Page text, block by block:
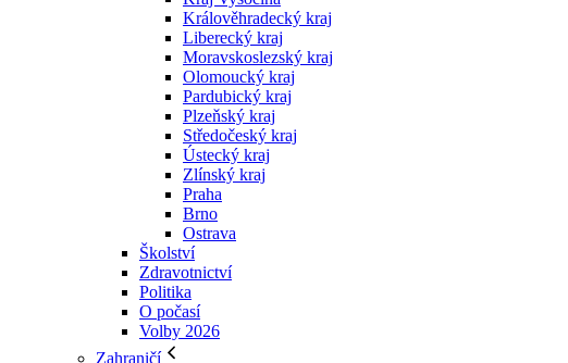
Králověhradecký kraj
Liberecký kraj
Moravskoslezský kraj
Olomoucký kraj
Pardubický kraj
Plzeňský kraj
Středočeský kraj
Ústecký kraj
Zlínský kraj
Praha
Brno
Ostrava
Školství
Zdravotnictví
Politika
O počasí
Volby 2026
Zahraničí